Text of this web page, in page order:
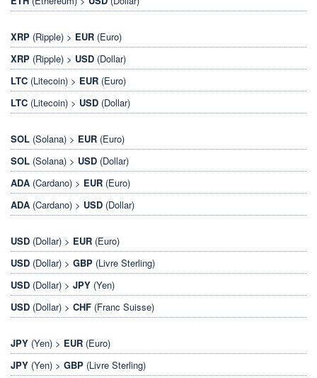
XRP (Ripple) > EUR (Euro)
XRP (Ripple) > USD (Dollar)
LTC (Litecoin) > EUR (Euro)
LTC (Litecoin) > USD (Dollar)
SOL (Solana) > EUR (Euro)
SOL (Solana) > USD (Dollar)
ADA (Cardano) > EUR (Euro)
ADA (Cardano) > USD (Dollar)
USD (Dollar) > EUR (Euro)
USD (Dollar) > GBP (Livre Sterling)
USD (Dollar) > JPY (Yen)
USD (Dollar) > CHF (Franc Suisse)
JPY (Yen) > EUR (Euro)
JPY (Yen) > GBP (Livre Sterling)